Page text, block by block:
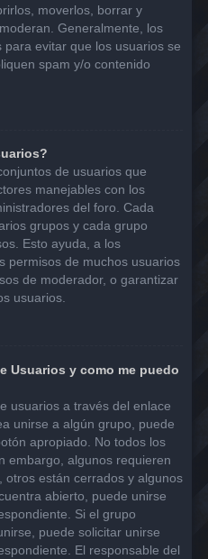
moverlos, borrar y
Generalmente, los
evitar que los usuarios se
spam y/o contenido
de usuarios que
manejables con los
del foro. Cada
grupos y cada grupo
Esto ayuda, a los
permisos de muchos usuarios
de moderador, o garantizar
usuarios.
Usuarios y como me puedo
usuarios a través del enlace
unirse a algún grupo, puede
apropiado. No todos los
embargo, algunos requieren
están cerrados y algunos
abierto, puede unirse
Si el grupo
puede solicitar unirse
El responsable del